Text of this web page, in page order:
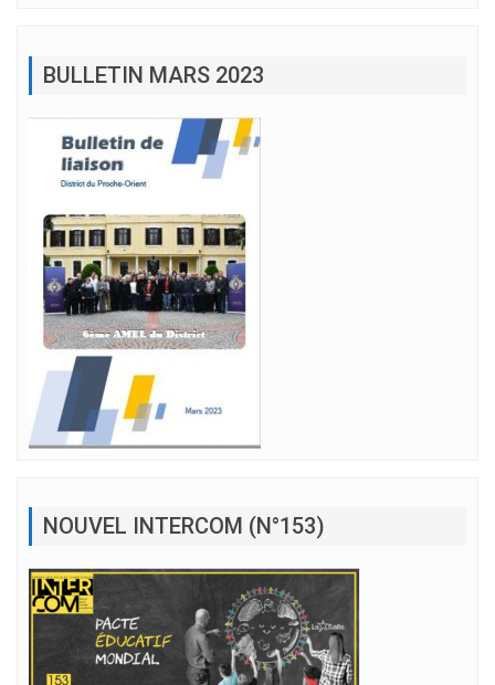
BULLETIN MARS 2023
NOUVEL INTERCOM (N°153)